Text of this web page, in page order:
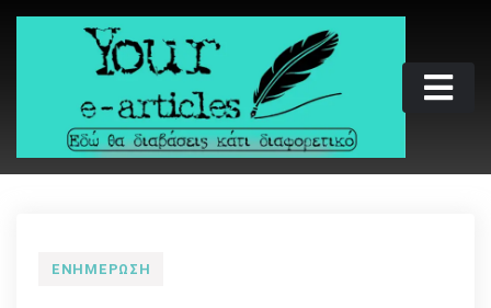
Skip
Your e-articles
Εδώ θα διαβάσεις κάτι διαφορετικό
ΕΝΗΜΈΡΩΣΗ